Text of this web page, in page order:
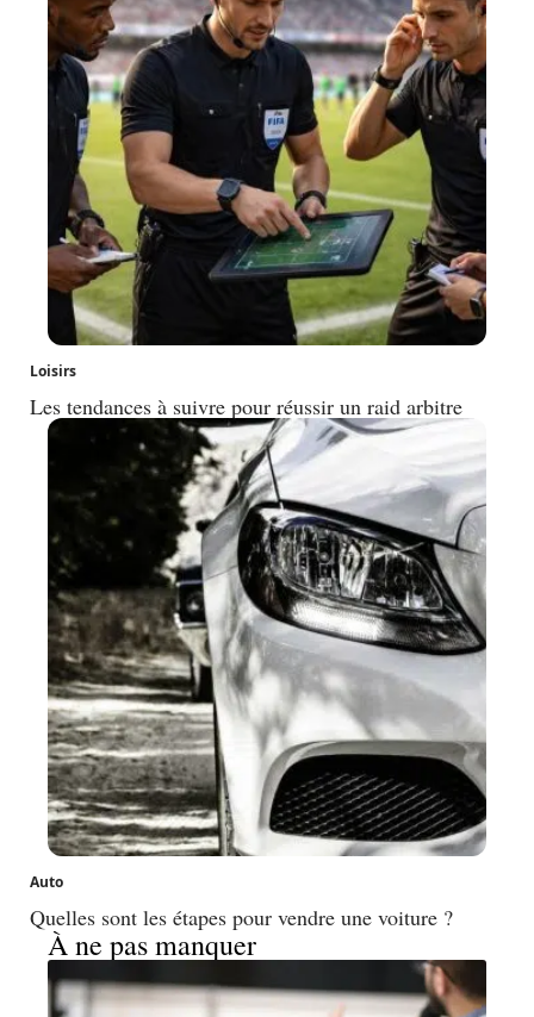
Loisirs
Les tendances à suivre pour réussir un raid arbitre
Auto
Quelles sont les étapes pour vendre une voiture ?
À ne pas manquer